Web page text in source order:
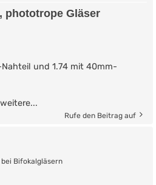
phototrope Gläser
Nahteil und 1.74 mit 40mm-
Rufe den Beitrag auf
bei Bifokalgläsern